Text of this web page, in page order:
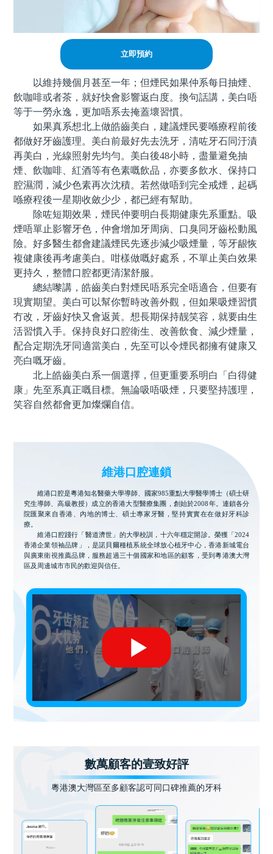
立即預約
以維持幾個月甚至一年；但煙民如果仲系每日抽煙、
飲咖啡或者茶，就好快會影響返白度。換句話講，美白唔
等于一勞永逸，更加唔系去掩蓋壞習慣。
如果真系想北上做皓齒美白，建議煙民要喺療程前後
都做好牙齒護理。美白前最好先去洗牙，清咗牙石同汙漬
再美白，光線照射先均勻。美白後48小時，盡量避免抽
煙、飲咖啡、紅酒等有色素嘅飲品，亦要多飲水、保持口
腔濕潤，減少色素再次沈積。若然做唔到完全戒煙，起碼
喺療程後一星期收斂少少，都已經有幫助。
除咗短期效果，煙民仲要明白長期健康先系重點。吸
煙唔單止影響牙色，仲會增加牙周病、口臭同牙齒松動風
險。好多醫生都會建議煙民先逐步減少吸煙量，等牙龈恢
複健康後再考慮美白。咁樣做嘅好處系，不單止美白效果
更持久，整體口腔都更清潔舒服。
總結嚟講，皓齒美白對煙民唔系完全唔適合，但要有
現實期望。美白可以幫你暫時改善外觀，但如果吸煙習慣
冇改，牙齒好快又會返黃。想長期保持靓笑容，就要由生
活習慣入手。保持良好口腔衛生、改善飲食、減少煙量，
配合定期洗牙同適當美白，先至可以令煙民都擁有健康又
亮白嘅牙齒。
北上皓齒美白系一個選擇，但更重要系明白「白得健
康」先至系真正嘅目標。無論吸唔吸煙，只要堅持護理，
笑容自然都會更加燦爛自信。
維港口腔連鎖
維港口腔是粵港知名醫藥大學導師、國家985重點大學醫學博士（碩士研
究生導師、高級教授）成立的香港大型醫療集團，創始於2008年。連鎖各分
院匯聚來自香港、內地的博士、碩士專家牙醫，堅持實實在在做好牙科診
療。
維港口腔踐行「醫道濟世」的大學校訓，十六年穩定開診。榮獲「2024
香港企業領袖品牌」，是諾貝爾種植系統全球放心植牙中心，香港新城電台
與廣東衛視推薦品牌，服務超過三十個國家和地區的顧客，受到粵港澳大灣
區及周邊城市市民的歡迎與信任。
數萬顧客的壹致好評
粵港澳大灣區至多顧客認可同口碑推薦的牙科